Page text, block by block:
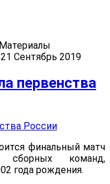
Сентябрь 2019
первенства
финальный матч
сборных команд,
года рождения.